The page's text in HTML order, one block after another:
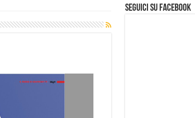
seguici su facebook